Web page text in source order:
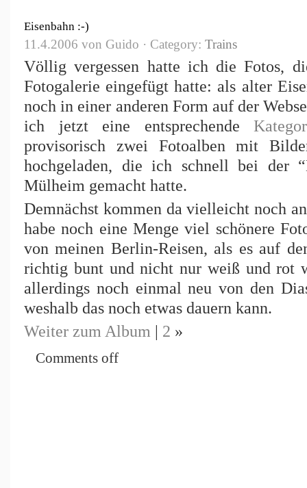
Eisenbahn :-)
11.4.2006 von Guido · Category: Trains
Völlig vergessen hatte ich die Fotos,
Fotogalerie eingefügt hatte: als alter
noch in einer anderen Form auf der
ich jetzt eine entsprechende
provisorisch zwei Fotoalben mit
hochgeladen, die ich schnell bei der
Mülheim gemacht hatte.
Demnächst kommen da vielleicht noch
habe noch eine Menge viel schönere
von meinen Berlin-Reisen, als es auf
richtig bunt und nicht nur weiß und rot
allerdings noch einmal neu von den
weshalb das noch etwas dauern kann.
Weiter zum Album | 2 »
Comments off